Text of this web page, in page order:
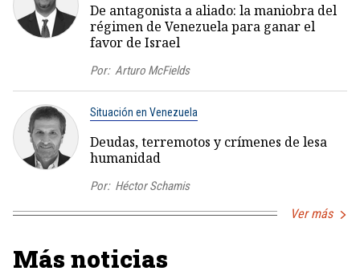
De antagonista a aliado: la maniobra del
régimen de Venezuela para ganar el
favor de Israel
Por: Arturo McFields
Situación en Venezuela
Deudas, terremotos y crímenes de lesa
humanidad
Por: Héctor Schamis
Ver más
Más noticias